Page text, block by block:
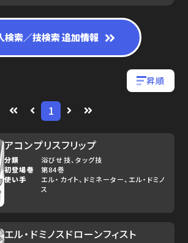
検索／技検索 追加情報
1
昇順
アコンプリスフリップ
分類 浴びせ技 タッグ技
初登場巻
第84巻
使い手
エル・カイト ドミネーター エル・ドミノ
ス
エル・ドミノスドローンフィスト